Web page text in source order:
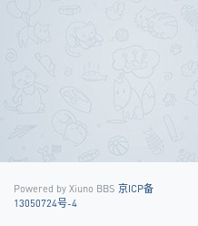
Powered by Xiuno BBS 京ICP备
13050724号-4